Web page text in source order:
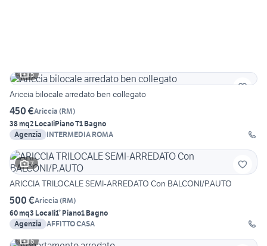
5
Ariccia bilocale arredato ben collegato
450 €Ariccia (RM)
38 mq2 LocaliPiano T1 Bagno
Agenzia
INTERMEDIA ROMA
7
ARICCIA TRILOCALE SEMI-ARREDATO Con BALCONI/P.AUTO
500 €Ariccia (RM)
60 mq3 Locali1° Piano1 Bagno
Agenzia AFFITTO CASA
6